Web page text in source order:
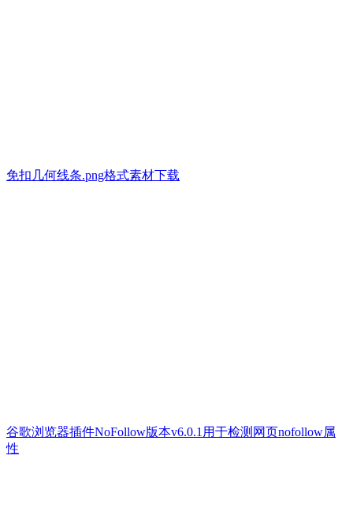
免扣几何线条.png格式素材下载
谷歌浏览器插件NoFollow版本v6.0.1用于检测网页nofollow属
性